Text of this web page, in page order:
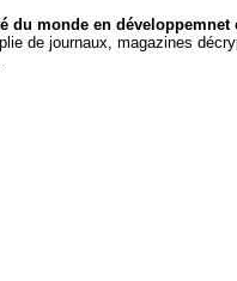
du monde en développemnet
de journaux, magazines